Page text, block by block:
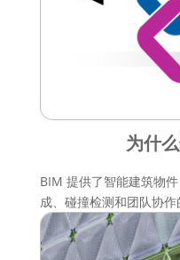
为什
BIM 提供了智能建筑物
成、碰撞检测和团队协作